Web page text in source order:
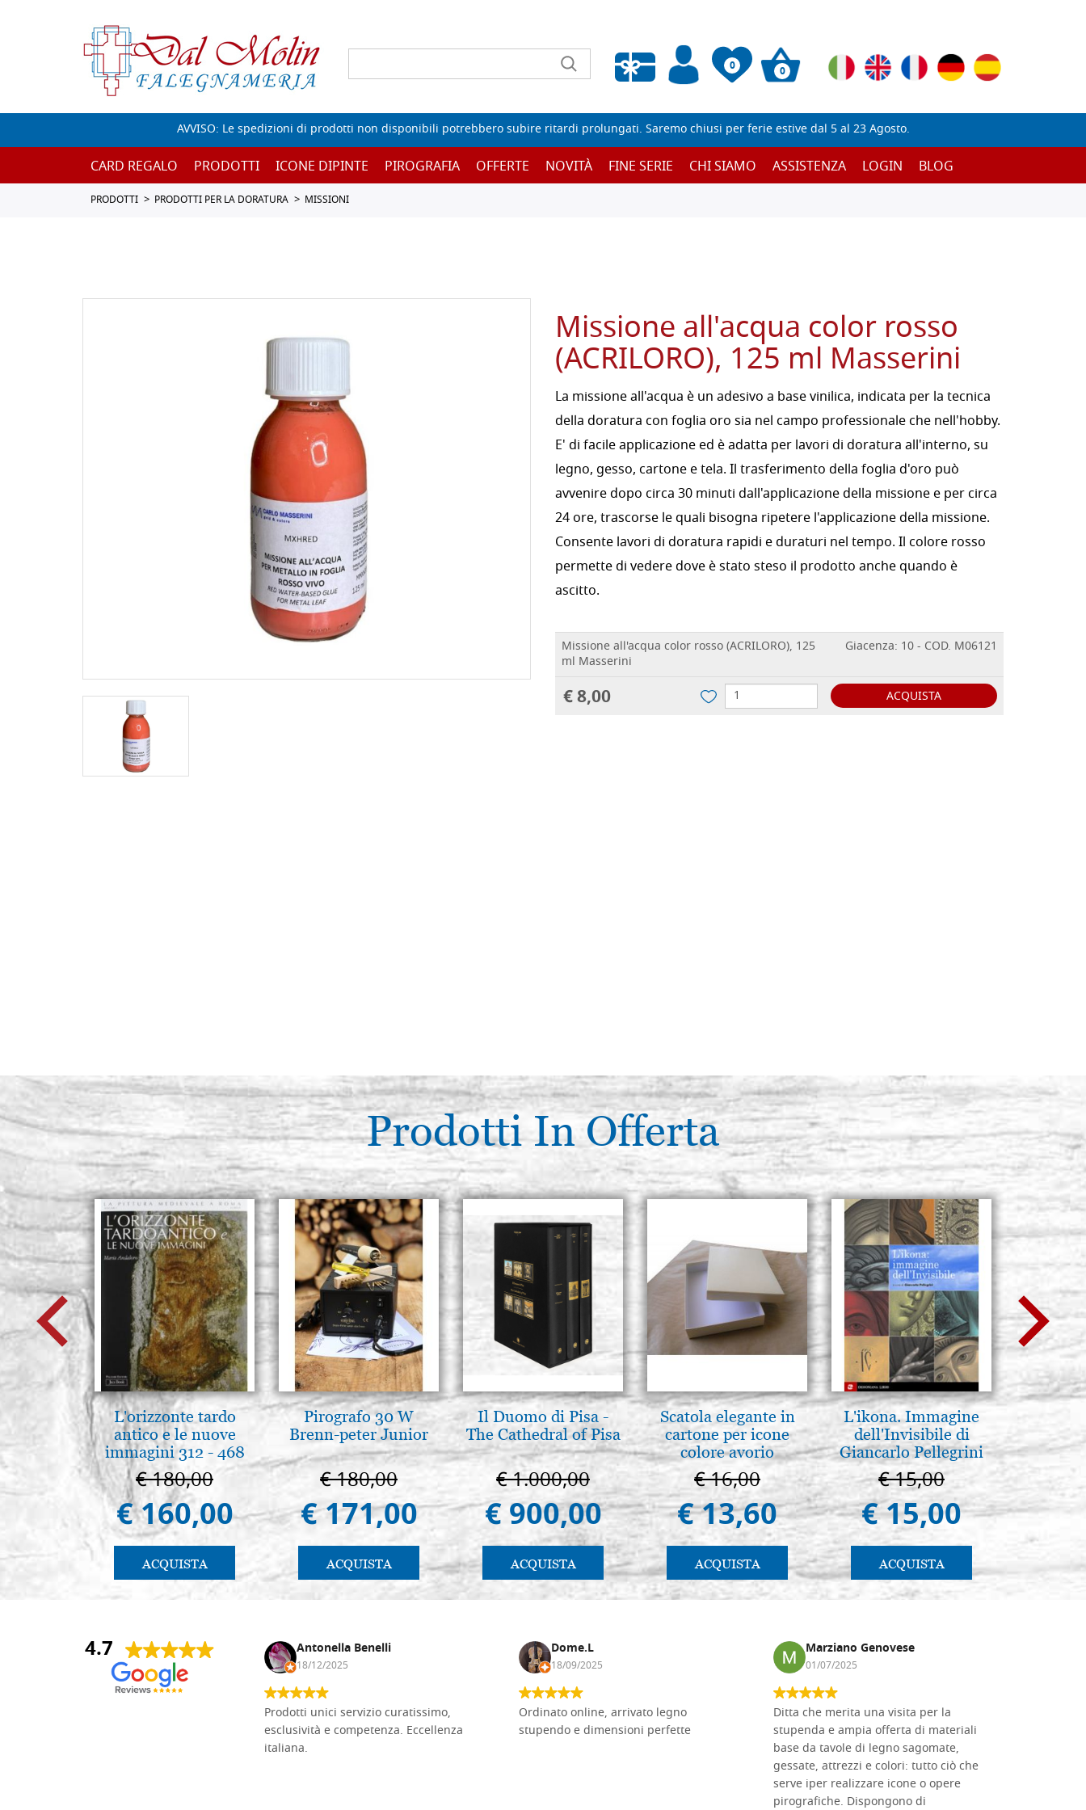
0
Wishlist vuota
0
AVVISO: Le spedizioni di prodotti non disponibili potrebbero subire ritardi prolungati. Saremo chiusi per ferie estive dal 5 al 23 Agosto.
CARD REGALO PRODOTTI ICONE DIPINTE PIROGRAFIA OFFERTE NOVITÀ FINE SERIE CHI SIAMO ASSISTENZA LOGIN BLOG
PRODOTTI PRODOTTI PER LA DORATURA MISSIONI
Missione all'acqua color rosso
(ACRILORO), 125 ml Masserini
La missione all'acqua è un adesivo a base vinilica, indicata per la tecnica
della doratura con foglia oro sia nel campo professionale che nell'hobby.
E' di facile applicazione ed è adatta per lavori di doratura all'interno, su
legno, gesso, cartone e tela. Il trasferimento della foglia d'oro può
avvenire dopo circa 30 minuti dall'applicazione della missione e per circa
24 ore, trascorse le quali bisogna ripetere l'applicazione della missione.
Consente lavori di doratura rapidi e duraturi nel tempo. Il colore rosso
permette di vedere dove è stato steso il prodotto anche quando è
ascitto.
Missione all'acqua color rosso (ACRILORO), 125
ml Masserini
Giacenza: 10 - COD. M06121
€ 8,00 ACQUISTA
Prodotti In Offerta
L'orizzonte tardo
antico e le nuove
immagini 312 - 468
€ 180,00
€ 160,00
ACQUISTA
Pirografo 30 W
Brenn-peter Junior
€ 180,00
€ 171,00
ACQUISTA
Il Duomo di Pisa -
The Cathedral of Pisa
€ 1.000,00
€ 900,00
ACQUISTA
Scatola elegante in
cartone per icone
colore avorio
€ 16,00
€ 13,60
ACQUISTA
L'ikona. Immagine
dell'Invisibile di
Giancarlo Pellegrini
€ 15,00
€ 15,00
ACQUISTA
della
€
4.7
Andrea Monguzzi Antonella Benelli
18/12/2025
Prodotti unici servizio curatissimo,
esclusività e competenza. Eccellenza
italiana.
Dome.L
18/09/2025
Ordinato online, arrivato legno
stupendo e dimensioni perfette
Marziano Genovese
01/07/2025
Ditta che merita una visita per la
stupenda e ampia offerta di materiali
base da tavole di legno sagomate,
gessate, attrezzi e colori: tutto ciò che
serve iper realizzare icone o opere
pirografiche. Dispongono di